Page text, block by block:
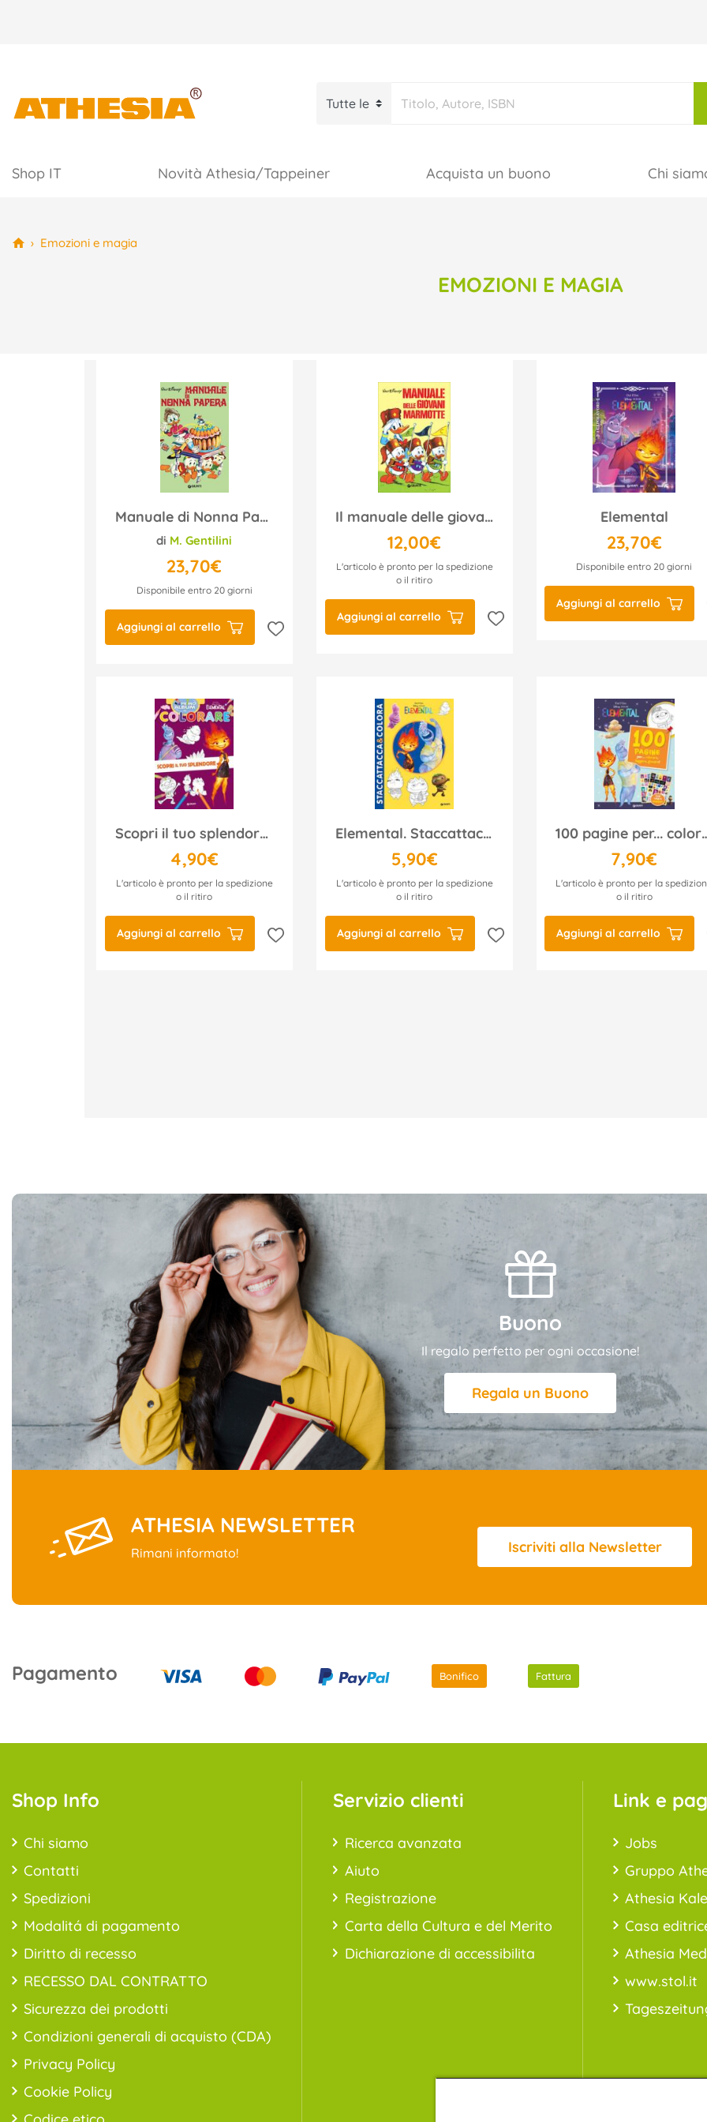
Shop IT Novità Athesia/Tappeiner Acquista un buono Chi
› Emozioni e magia
EMOZIONI E MAGIA
Manuale di Nonna Papera
di M. Gentilini
23,70€
Disponibile entro 20 giorni
Aggiungi al carrello
Il manuale delle giovani marmotte
12,00€
L'articolo è pronto per la spedizione
o il ritiro
Aggiungi al carrello
Elemental
23,70€
Disponibile entro 20 giorni
Aggiungi al carrello
Scopri il tuo splendore. Elemental. Primo album da colorare
4,90€
L'articolo è pronto per la spedizione
o il ritiro
Aggiungi al carrello
Elemental. Staccattacca & colora
5,90€
L'articolo è pronto per la spedizione
o il ritiro
Aggiungi al carrello
100 pagine per... colorare,
7,90€
L'articolo è pronto per la
o il ritiro
Aggiungi al carrello
Buono
Il regalo perfetto per ogni occasione!
Regala un Buono
ATHESIA NEWSLETTER
Rimani informato! Iscrivitialla Newsletter
Pagamento Bonifico Fattura
Shop Info
Chi siamo
Contatti
Spedizioni
Modalitá di pagamento
Diritto di recesso
RECESSO DAL CONTRATTO
Sicurezza dei prodotti
Condizioni generali di acquisto (CDA)
Privacy Policy
Cookie Policy
Servizio clienti
Ricerca avanzata
Aiuto
Registrazione
Carta della Cultura e del Merito
Dichiarazione di accessibilita
Link e
Jobs
Gruppo
Athesia
Casa
Athesia
www.stol.it